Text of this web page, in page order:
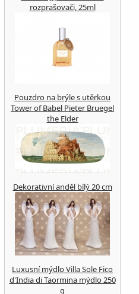
rozprašovači, 25ml
Pouzdro na brýle s utěrkou
Tower of Babel Pieter Bruegel
the Elder
Dekorativní anděl bílý 20 cm
Luxusní mýdlo Villa Sole Fico
d'India di Taormina mýdlo 250
g